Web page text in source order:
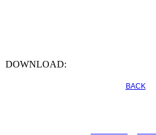
DOWNLOAD:
BACK